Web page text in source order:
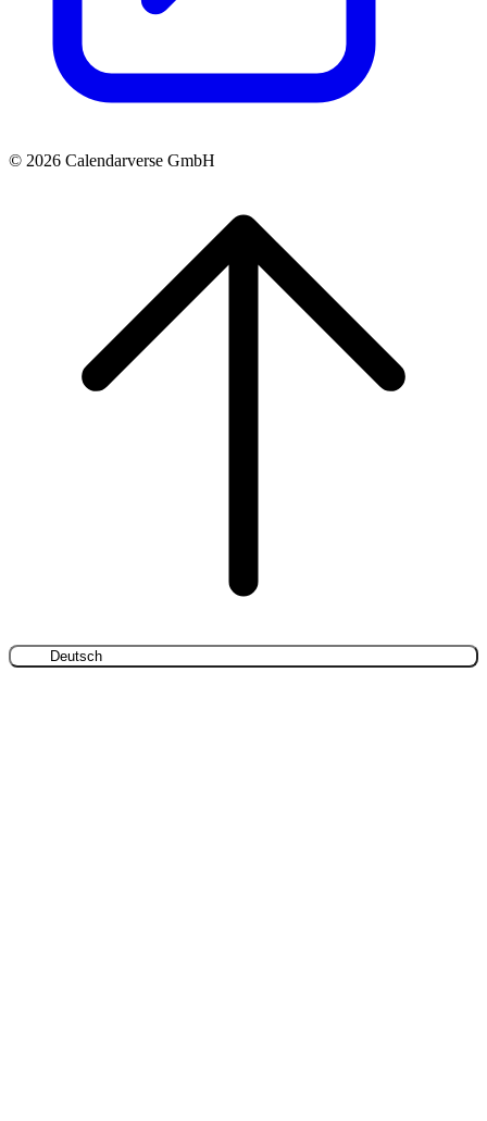
© 2026 Calendarverse GmbH
Deutsch